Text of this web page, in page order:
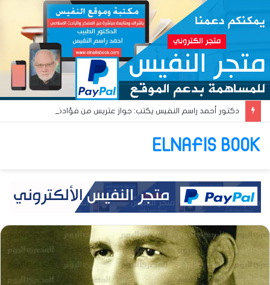
ELNAFIS BOOK